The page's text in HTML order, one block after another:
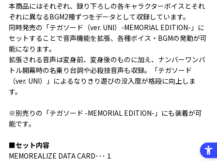
本商品にはそれぞれ、録り下ろしの各キャラクターボイスとそれ
ぞれに異なるBGM2種ずつをデータとして収録しています。
同時発売の「テガソード（ver. UNI）-MEMORIAL EDITION-」に
セットすることで音声機能を拡張、各種ボイス・BGMの発動が可
能になります。
拡張される音声は変身前、変身後のものに加え、ナンバーワンバ
トル開幕時の名乗り台詞や必殺技音声も収録。「テガソード
（ver. UNI）」によるなりきり遊びの没入度が格段に向上しま
す。
※別売りの「テガソード -MEMORIAL EDITION-」にも装着が可
能です。
■セット内容
MEMOREALIZE DATA CARD･･･１